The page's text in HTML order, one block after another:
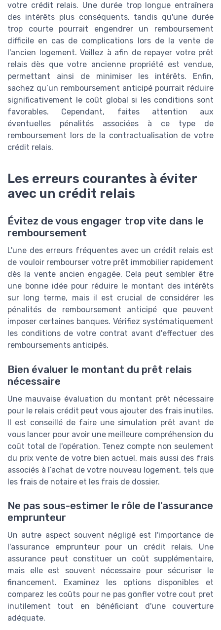
votre crédit relais. Une durée trop longue entraînera
des intérêts plus conséquents, tandis qu'une durée
trop courte pourrait engendrer un remboursement
difficile en cas de complications lors de la vente de
l'ancien logement. Veillez à afin de repayer votre prêt
relais dès que votre ancienne propriété est vendue,
permettant ainsi de minimiser les intérêts. Enfin,
sachez qu’un remboursement anticipé pourrait réduire
significativement le coût global si les conditions sont
favorables. Cependant, faites attention aux
éventuelles pénalités associées à ce type de
remboursement lors de la contractualisation de votre
crédit relais.
Les erreurs courantes à éviter
avec un crédit relais
Évitez de vous engager trop vite dans le
remboursement
L'une des erreurs fréquentes avec un crédit relais est
de vouloir rembourser votre prêt immobilier rapidement
dès la vente ancien engagée. Cela peut sembler être
une bonne idée pour réduire le montant des intérêts
sur long terme, mais il est crucial de considérer les
pénalités de remboursement anticipé que peuvent
imposer certaines banques. Vérifiez systématiquement
les conditions de votre contrat avant d'effectuer des
remboursements anticipés.
Bien évaluer le montant du prêt relais
nécessaire
Une mauvaise évaluation du montant prêt nécessaire
pour le relais crédit peut vous ajouter des frais inutiles.
Il est conseillé de faire une simulation prêt avant de
vous lancer pour avoir une meilleure compréhension du
coût total de l'opération. Tenez compte non seulement
du prix vente de votre bien actuel, mais aussi des frais
associés à l’achat de votre nouveau logement, tels que
les frais de notaire et les frais de dossier.
Ne pas sous-estimer le rôle de l'assurance
emprunteur
Un autre aspect souvent négligé est l'importance de
l'assurance emprunteur pour un crédit relais. Une
assurance peut constituer un coût supplémentaire,
mais elle est souvent nécessaire pour sécuriser le
financement. Examinez les options disponibles et
comparez les coûts pour ne pas gonfler votre cout pret
inutilement tout en bénéficiant d'une couverture
adéquate.